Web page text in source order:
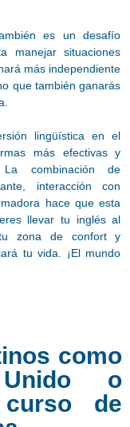
es un desafío
manejar situaciones
más independiente
que también ganarás
lingüística en el
más efectivas y
combinación de
interacción con
hace que esta
llevar tu inglés al
zona de confort y
tu vida. ¡El mundo
como
o
de